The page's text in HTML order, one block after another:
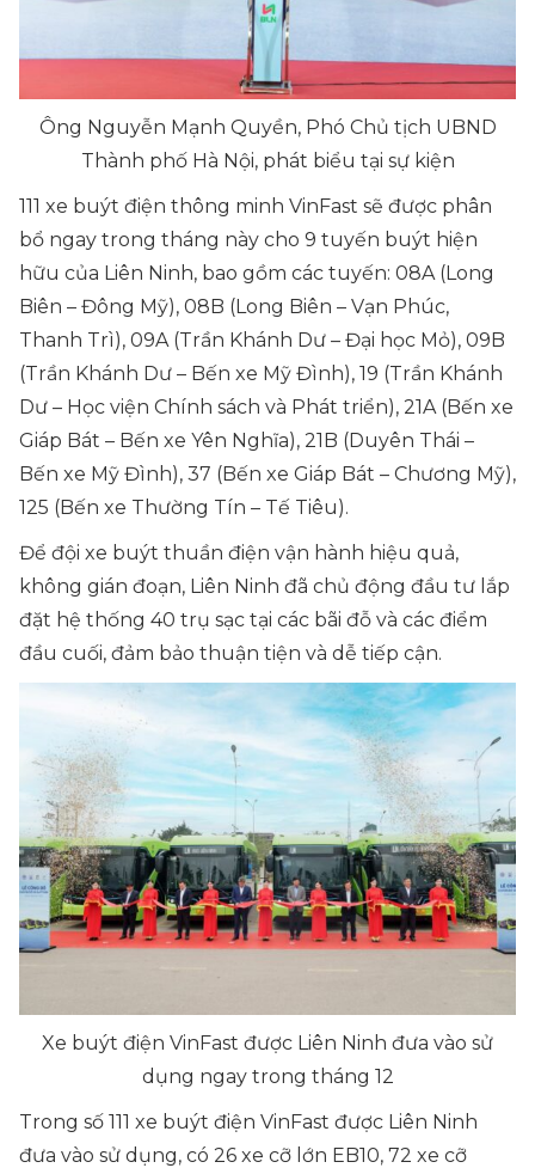
Ông Nguyễn Mạnh Quyền, Phó Chủ tịch UBND
Thành phố Hà Nội, phát biểu tại sự kiện
111 xe buýt điện thông minh VinFast sẽ được phân
bổ ngay trong tháng này cho 9 tuyến buýt hiện
hữu của Liên Ninh, bao gồm các tuyến: 08A (Long
Biên – Đông Mỹ), 08B (Long Biên – Vạn Phúc,
Thanh Trì), 09A (Trần Khánh Dư – Đại học Mỏ), 09B
(Trần Khánh Dư – Bến xe Mỹ Đình), 19 (Trần Khánh
Dư – Học viện Chính sách và Phát triển), 21A (Bến xe
Giáp Bát – Bến xe Yên Nghĩa), 21B (Duyên Thái –
Bến xe Mỹ Đình), 37 (Bến xe Giáp Bát – Chương Mỹ),
125 (Bến xe Thường Tín – Tế Tiêu).
Để đội xe buýt thuần điện vận hành hiệu quả,
không gián đoạn, Liên Ninh đã chủ động đầu tư lắp
đặt hệ thống 40 trụ sạc tại các bãi đỗ và các điểm
đầu cuối, đảm bảo thuận tiện và dễ tiếp cận.
Xe buýt điện VinFast được Liên Ninh đưa vào sử
dụng ngay trong tháng 12
Trong số 111 xe buýt điện VinFast được Liên Ninh
đưa vào sử dụng, có 26 xe cỡ lớn EB10, 72 xe cỡ